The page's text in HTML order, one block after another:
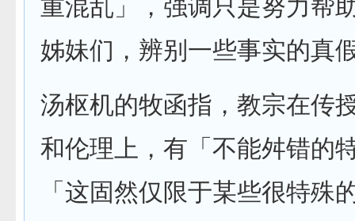
重混乱」，强调只是努力帮
姊妹们，辨别一些事实的真
汤枢机的牧函指，教宗在传
和伦理上，有「不能舛错的
「这固然仅限于某些很特殊